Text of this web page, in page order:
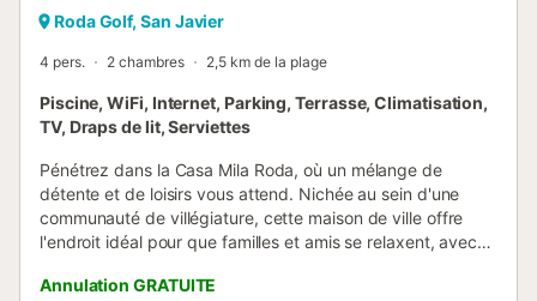
Roda Golf, San Javier
4 pers. 2 chambres 2,5 km de la plage
Piscine, WiFi, Internet, Parking, Terrasse, Climatisation,
TV, Draps de lit, Serviettes
Pénétrez dans la Casa Mila Roda, où un mélange de
détente et de loisirs vous attend. Nichée au sein d'une
communauté de villégiature, cette maison de ville offre
l'endroit idéal pour que familles et amis se relaxent, avec
étincelante. 🛏️ Cette charmante retraite dispose de deux
Annulation GRATUITE